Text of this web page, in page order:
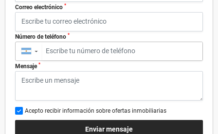
Correo electrónico *
Número de teléfono *
▼
Mensaje *
Acepto recibir información sobre ofertas inmobiliarias
Enviar mensaje